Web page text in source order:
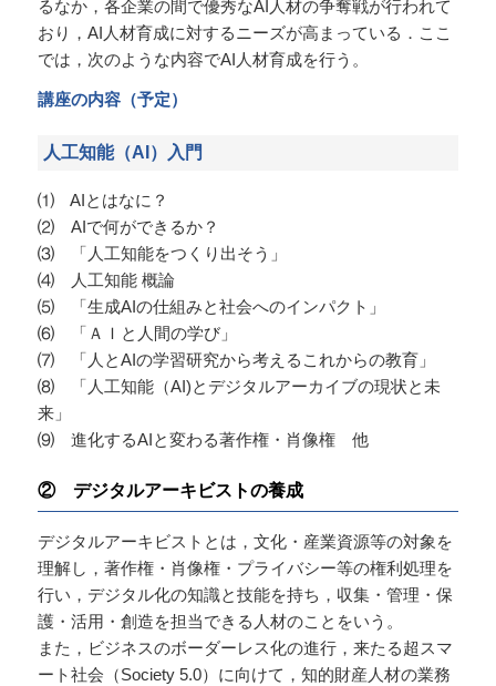
るなか，各企業の間で優秀なAI人材の争奪戦が行われて
おり，AI人材育成に対するニーズが高まっている．ここ
では，次のような内容でAI人材育成を行う。
講座の内容（予定）
人工知能（AI）入門
⑴ AIとはなに？
⑵ AIで何ができるか？
⑶ 「人工知能をつくり出そう」
⑷ 人工知能 概論
⑸ 「生成AIの仕組みと社会へのインパクト」
⑹ 「ＡＩと人間の学び」
⑺ 「人とAIの学習研究から考えるこれからの教育」
⑻ 「人工知能（AI)とデジタルアーカイブの現状と未
来」
⑼ 進化するAIと変わる著作権・肖像権 他
② デジタルアーキビストの養成
デジタルアーキビストとは，文化・産業資源等の対象を
理解し，著作権・肖像権・プライバシー等の権利処理を
行い，デジタル化の知識と技能を持ち，収集・管理・保
護・活用・創造を担当できる人材のことをいう。
また，ビジネスのボーダーレス化の進行，来たる超スマ
ート社会（Society 5.0）に向けて，知的財産人材の業務